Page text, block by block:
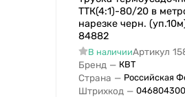
ТТК(4:1)-80/20 в
нарезке черн.
84882
В наличииАртикул
Бренд — КВТ
Страна — Российская
Штрихкод —